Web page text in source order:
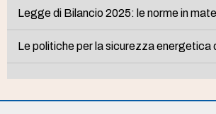
Legge di Bilancio 2025: le norme in
Le politiche per la sicurezza energetica